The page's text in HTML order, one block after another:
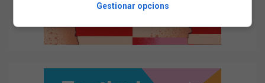
Gestionar opcions